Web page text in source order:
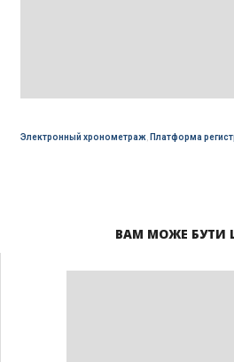
Электронный хронометраж, Платформа
ВАМ МОЖЕ БУТИ